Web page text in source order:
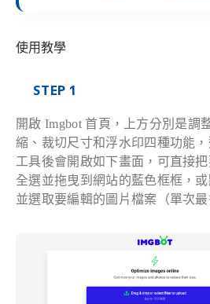
使用教學
STEP 1
開啟 Imgbot 首頁，上方分別是調
縮、裁切尺寸和浮水印四種功能
工具後會開啟如下畫面，可直接
全選並拖曳到網站的藍色框框，
並選取要編輯的圖片檔案（單次最